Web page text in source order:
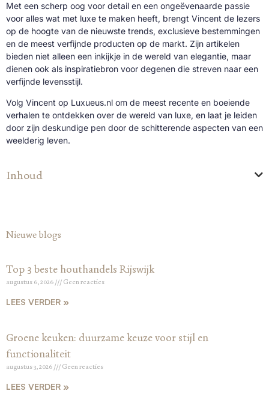
Met een scherp oog voor detail en een ongeëvenaarde passie
voor alles wat met luxe te maken heeft, brengt Vincent de lezers
op de hoogte van de nieuwste trends, exclusieve bestemmingen
en de meest verfijnde producten op de markt. Zijn artikelen
bieden niet alleen een inkijkje in de wereld van elegantie, maar
dienen ook als inspiratiebron voor degenen die streven naar een
verfijnde levensstijl.
Volg Vincent op Luxueus.nl om de meest recente en boeiende
verhalen te ontdekken over de wereld van luxe, en laat je leiden
door zijn deskundige pen door de schitterende aspecten van een
weelderig leven.
Inhoud
Nieuwe blogs
Top 3 beste houthandels Rijswijk
augustus 6, 2026 Geen reacties
LEES VERDER »
Groene keuken: duurzame keuze voor stijl en
functionaliteit
augustus 3, 2026 Geen reacties
LEES VERDER »